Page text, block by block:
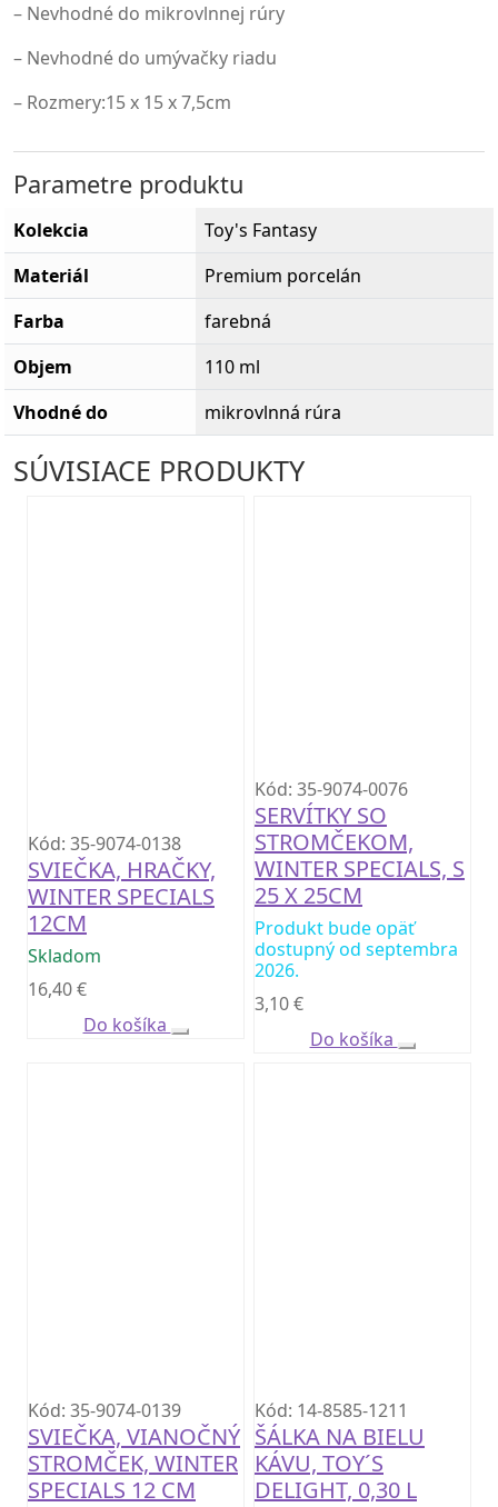
– Nevhodné do mikrovlnnej rúry
– Nevhodné do umývačky riadu
– Rozmery:15 x 15 x 7,5cm
Parametre produktu
Kolekcia
Toy's Fantasy
Materiál
Premium porcelán
Farba
farebná
Objem
110 ml
Vhodné do
mikrovlnná rúra
SÚVISIACE PRODUKTY
Kód: 35-9074-0138
SVIEČKA, HRAČKY,
WINTER SPECIALS
12CM
Skladom
16,40€
Do košíka
Kód: 35-9074-0076
SERVÍTKY SO
STROMČEKOM,
WINTER SPECIALS, S
25 X 25CM
Produkt bude opäť
dostupný od septembra
2026.
3,10€
Do košíka
Kód: 35-9074-0139
SVIEČKA, VIANOČNÝ
STROMČEK, WINTER
SPECIALS 12 CM
Kód: 14-8585-1211
ŠÁLKA NA BIELU
KÁVU, TOY´S
DELIGHT, 0,30 L